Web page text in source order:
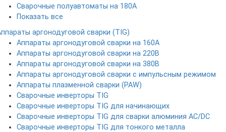
Сварочные полуавтоматы на 180А
Показать все
аргонодуговой сварки (TIG)
Аппараты аргонодуговой сварки на 160А
Аппараты аргонодуговой сварки на 220В
Аппараты аргонодуговой сварки на 380В
Аппараты аргонодуговой сварки с импульсным режимом
Аппараты плазменной сварки (PAW)
Сварочные инверторы TIG
Сварочные инверторы TIG для начинающих
Сварочные инверторы TIG для сварки алюминия AC/DC
Сварочные инверторы TIG для тонкого металла